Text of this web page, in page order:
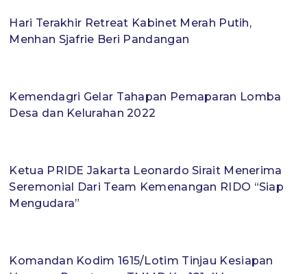
Hari Terakhir Retreat Kabinet Merah Putih,
Menhan Sjafrie Beri Pandangan
Kemendagri Gelar Tahapan Pemaparan Lomba
Desa dan Kelurahan 2022
Ketua PRIDE Jakarta Leonardo Sirait Menerima
Seremonial Dari Team Kemenangan RIDO “Siap
Mengudara”
Komandan Kodim 1615/Lotim Tinjau Kesiapan